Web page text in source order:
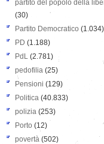
partito del popolo della
(30)
Partito Democratico (1.034)
PD (1.188)
PdL (2.781)
pedofilia (25)
Pensioni (129)
Politica (40.833)
polizia (253)
Porto (12)
povertà (502)